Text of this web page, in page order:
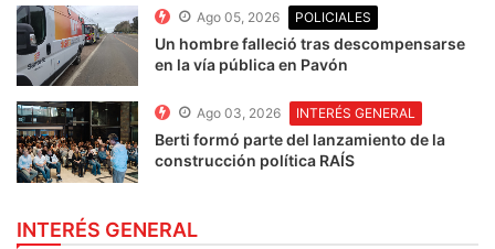
Ago 05, 2026 POLICIALES
Un hombre falleció tras descompensarse
en la vía pública en Pavón
Ago 03, 2026 INTERÉS GENERAL
Berti formó parte del lanzamiento de la
construcción política RAÍS
INTERÉS GENERAL